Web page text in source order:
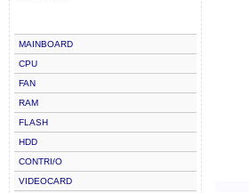
MAINBOARD
CPU
FAN
RAM
FLASH
HDD
CONTRI/O
VIDEOCARD